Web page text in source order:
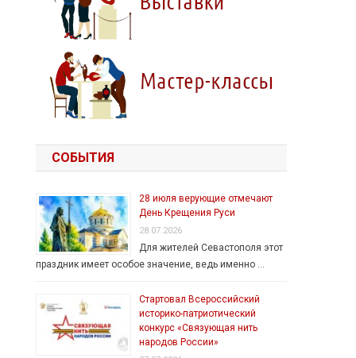
СОБЫТИЯ
28 июля верующие отмечают
День Крещения Руси
28.07.2026
Для жителей Севастополя этот
праздник имеет особое значение, ведь именно …
Стартовал Всероссийский
историко-патриотический
конкурс «Связующая нить
народов России»